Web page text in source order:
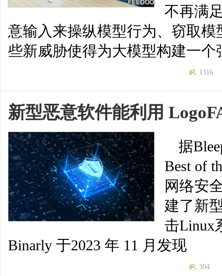
不再满
意输入来操纵模型行为、窃取
些新威胁使得为大模型构建一
1316
新型恶意软件能利用
据
Best of
网络安
建了新
击Linux
Binarly 于2023 年 11 月发现
394